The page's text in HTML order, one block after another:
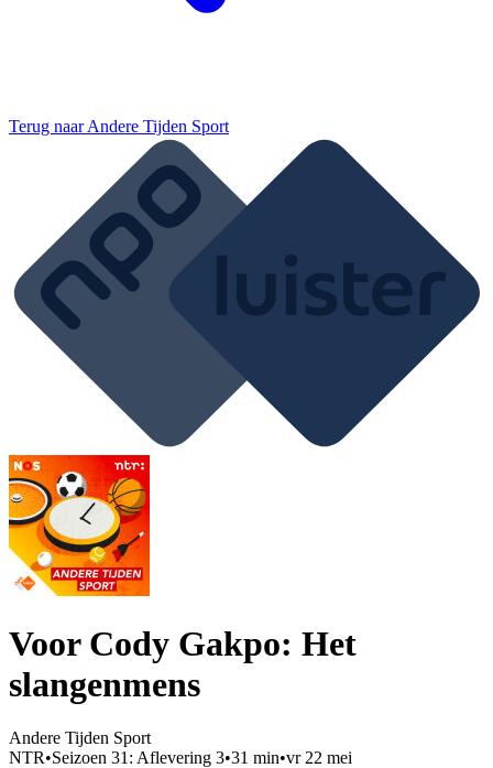
Terug naarAndere Tijden Sport
Voor Cody Gakpo: Het
slangenmens
Andere Tijden Sport
NTR•Seizoen 31: Aflevering 3•31 min•vr 22 mei